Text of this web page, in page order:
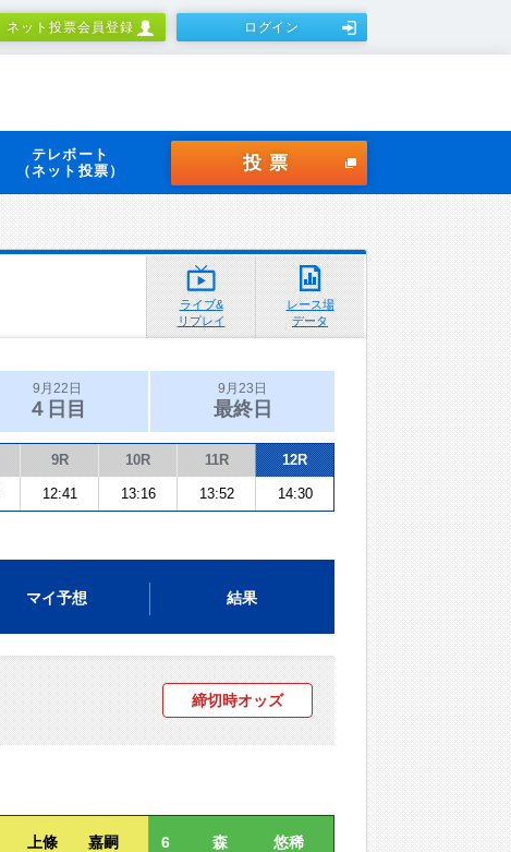
ネット投票会員登録 ログイン
テレボート
（ネット投票）
投票
ライブ&
リプレイ
レース場
データ
9月22日
４日目
9月23日
最終日
9R 10R 11R 12R
12:41 13:16 13:52 14:30
マイ予想 結果
締切時オッズ
上條 嘉嗣 6 森 悠稀